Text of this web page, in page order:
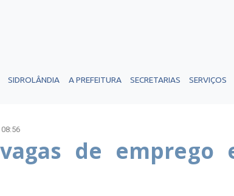
SIDROLÂNDIA A PREFEITURA SECRETARIAS SERVIÇOS
de emprego